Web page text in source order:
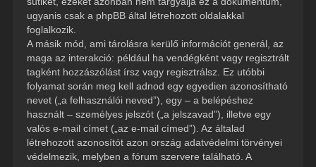
ugyanis csak a phpBB által létrehozott oldalakkal
foglalkozik.
A másik mód, ami tárolásra kerülő információt generál, az
maga az interakció: például ha vendégként vagy regisztrált
tagként hozzászólást írsz vagy regisztrálsz. Ez utóbbi
folyamat során meg kell adnod egy egyedien azonosítható
nevet („a felhasználói neved”), egy – a belépéshez
használt – személyes jelszót („a jelszavad”), illetve egy
valós e-mail címet („az e-mail címed”). Az általad
létrehozott azonosítót azon ország adatvédelmi törvényei
védelmezik, melyben a fórum szervere található. A